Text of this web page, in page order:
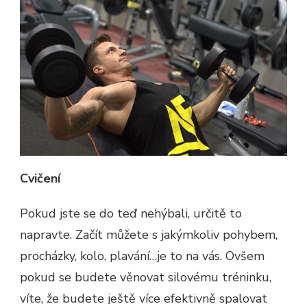
Cvičení
Pokud jste se do teď nehýbali, určitě to
napravte. Začít můžete s jakýmkoliv pohybem,
procházky, kolo, plavání…je to na vás. Ovšem
pokud se budete věnovat silovému tréninku,
víte, že budete ještě více efektivně spalovat